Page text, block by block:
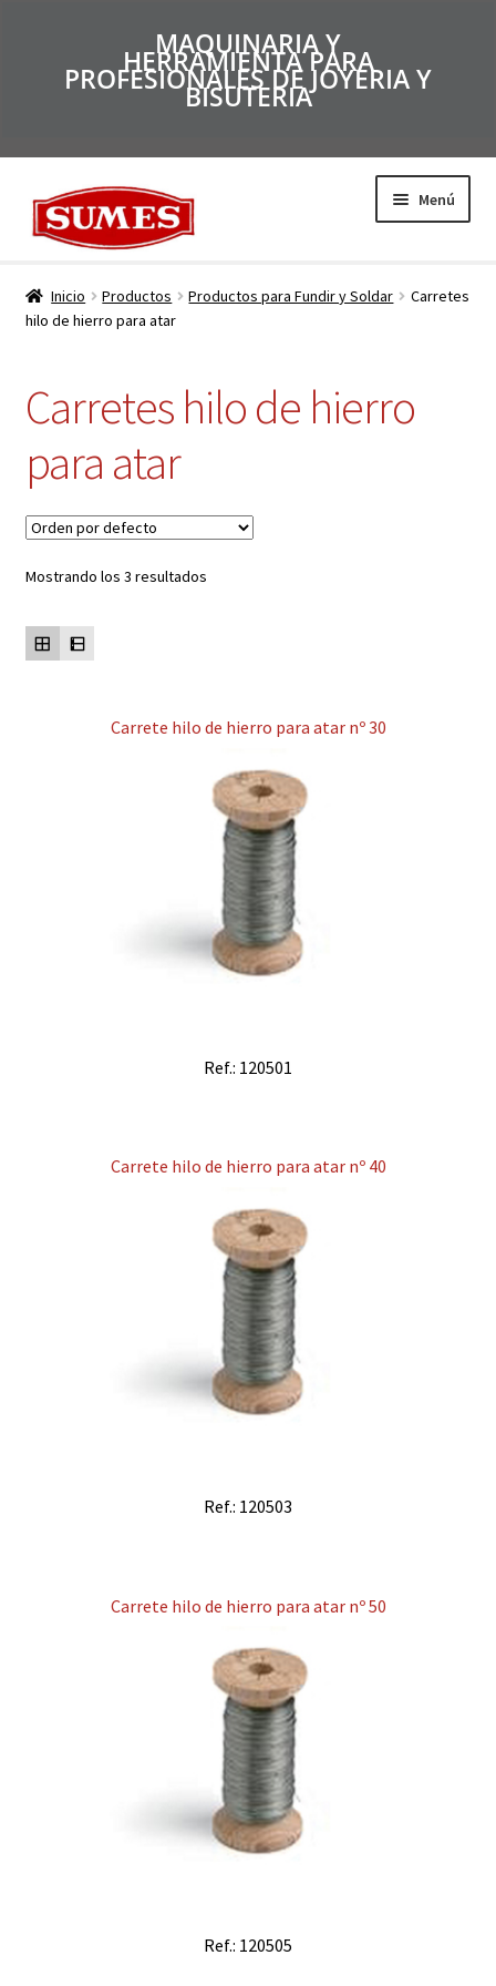
MAQUINARIA Y
HERRAMIENTA PARA
PROFESIONALES DE JOYERIA Y
BISUTERIA
Menú
Productos
Catálogos
Contacto
Inicio Productos Productos para Fundir y Soldar
Carretes
hilo de hierro para atar
Carretes hilo de hierro
para atar
Mostrando los 3 resultados
Carrete hilo de hierro para atar nº 30
Ref.: 120501
Carrete hilo de hierro para atar nº 40
Ref.: 120503
Carrete hilo de hierro para atar nº 50
Ref.: 120505